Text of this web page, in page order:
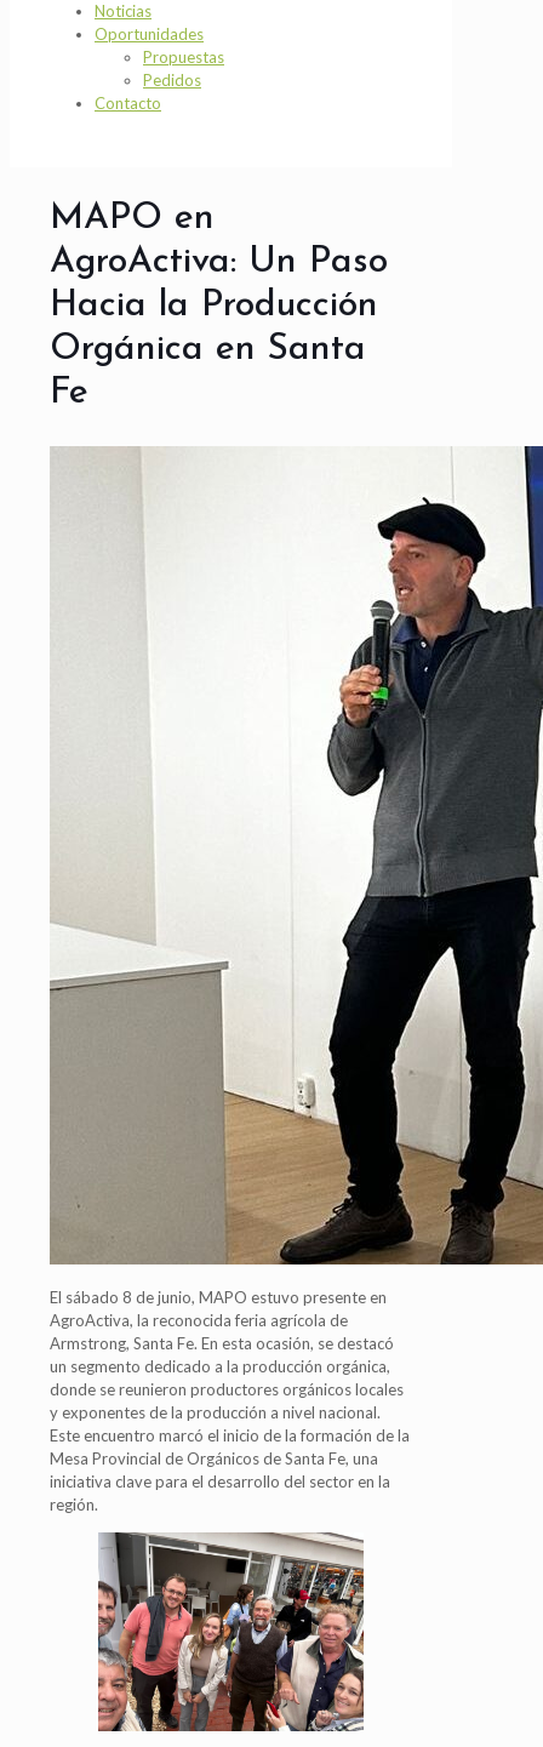
Noticias
Oportunidades
Propuestas
Pedidos
Contacto
MAPO en
AgroActiva: Un Paso
Hacia la Producción
Orgánica en Santa
Fe
El sábado 8 de junio, MAPO estuvo presente en
AgroActiva, la reconocida feria agrícola de
Armstrong, Santa Fe. En esta ocasión, se destacó
un segmento dedicado a la producción orgánica,
donde se reunieron productores orgánicos locales
y exponentes de la producción a nivel nacional.
Este encuentro marcó el inicio de la formación de la
Mesa Provincial de Orgánicos de Santa Fe, una
iniciativa clave para el desarrollo del sector en la
región.